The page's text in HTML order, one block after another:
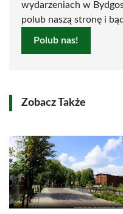
wydarzeniach w
polub naszą stronę i
Polub nas!
Zobacz Także